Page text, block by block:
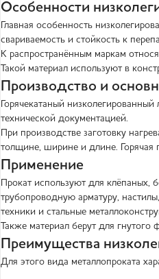
Особенности
Главная особенность
свариваемость и стойкость к
К распространённым маркам
Такой материал используют в
Производство и
Горячекатаный
технической документацией.
При производстве заготовку
толщине, ширине и длине. Горячая
Применение
Прокат используют для клёпаных,
трубопроводную арматуру,
техники и стальные
Также материал берут для
Преимущества
Для этого вида металлопроката